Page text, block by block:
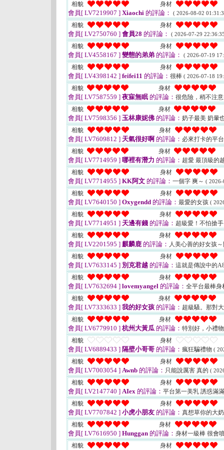
相貌
身材
會員[ LV7219907 ] Xiaochi 的評論： ( 2026-08-02
相貌 身材
會員[ LV2750760 ] 會員28 的評論： ( 2026-07-29
相貌 身材
會員[ LV4558167 ] 變態的弟弟 的評論： ( 2026-07-19
相貌 身材
會員[ LV4398142 ] feifei11 的評論： 很棒 ( 2026-07-18
相貌 身材
會員[ LV7587559 ] 夜寐無眠的評論： 很危險，稍不注
相貌
身材
會員[ LV7598356 ] 玉林康妮佛 的評論： 奶子最美 奶暈
相貌
身材
會員[ LV7609812 ] 天氣很好啊 的評論： 必來打卡的平
相貌
身材
會員[ LV7714959 ] 哪裡有潛力 的評論： 超愛 最頂級的
相貌
身材
會員[ LV7714955 ] KK阿文 的評論： 一個字 爽～ ( 2026-
相貌 身材
會員[ LV7640150 ] Oxygendd 的評論： 最愛的女孩 (
相貌 身材
會員[ LV7714951 ] 天邊有錢 的評論： 超級愛！不怕搶
相貌
身材
會員[ LV2201595 ] 麒麟鹿的評論： 人美心善的好女孩
相貌
身材
會員[ LV7633145 ] 別克君越 的評論： 這就是傳說中的
相貌
身材
會員[ LV7632694 ] lovemyangel 的評論： 全平台最棒
相貌
身材
會員[ LV7333633 ] 我的好女孩 的評論： 超級騷。那對
相貌
身材
會員[ LV6779910 ] 杭州大黃瓜 的評論： 特別好，小禮
相貌
身材
會員[ LV6889433 ] 隔壁小哥哥 的評論： 瘋狂騙禮物 (
相貌 身材
會員[ LV7003054 ] Awnb 的評論： 只能說厲害 真的 (
相貌 身材
會員[ LV2147740 ] AIex 的評論： 平台第一美乳 誘惑滿
相貌
身材
會員[ LV7707842 ] 小虎小朋友 的評論： 真想草你的大
相貌
身材
會員[ LV7616950 ] Hunggan 的評論： 身材一級棒 很會
相貌
身材